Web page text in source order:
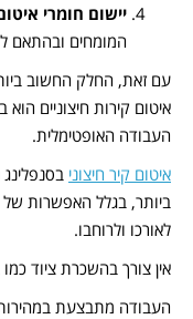
יישום חומרי
המומחים ובהתאם
עם זאת, החלק החשוב
איטום קירות חיצוניים
העבודה האופטימלית.
איטום קיר חיצוני
ביותר, בגלל האפשרות של
לאורכו ולרוחבו.
אין צורך בהשכרת ציוד
העבודה מתבצעת במהירות